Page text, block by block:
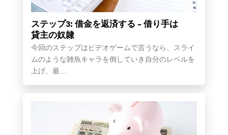
ステップ3: 借金を返済する – 借り手は
貸主の奴隷
今回のステップはビデオゲームで言うなら、スライ
ムのような雑魚キャラを倒していき自分のレベルを
上げ、最…